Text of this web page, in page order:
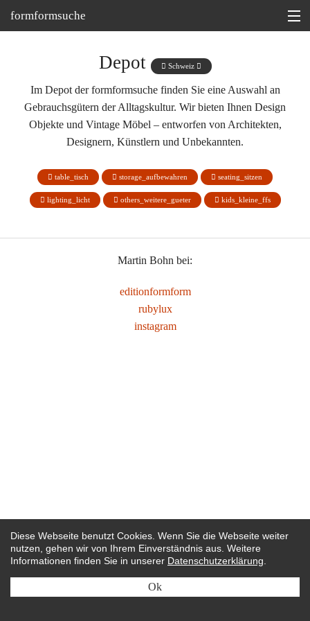
formformsuche
Depot
Martin Bohn @
Depot Schweiz
Im Depot der formformsuche finden Sie eine Auswahl an
Gebrauchsgütern der Alltagskultur. Wir bieten Ihnen Design
Objekte und Vintage Möbel – entworfen von Architekten,
Designern, Künstlern und Unbekannten.
table_tisch storage_aufbewahren seating_sitzen
lighting_licht others_weitere_gueter kids_kleine_ffs
Martin Bohn bei:
editionformform
rubylux
instagram
Diese Webseite benutzt Cookies. Wenn Sie die Webseite weiter
nutzen, gehen wir von Ihrem Einverständnis aus. Weitere
Informationen finden Sie in unserer Datenschutzerklärung
Ok